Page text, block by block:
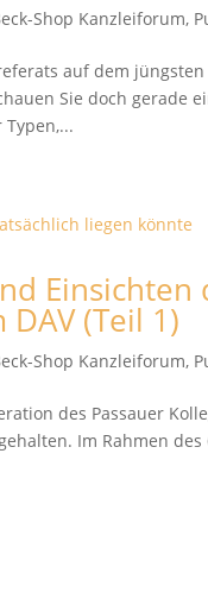
Shop Kanzleiforum,
auf dem
Sie doch gerade
Einsichten
(Teil 1)
Shop Kanzleiforum,
des Passauer
Im Rahmen